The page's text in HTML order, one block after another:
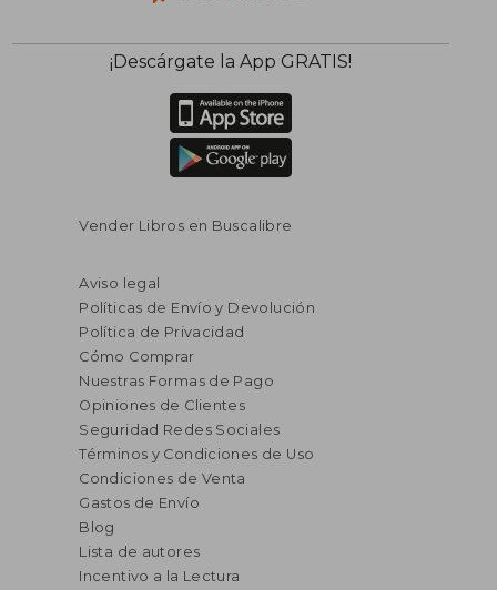
¡Descárgate la App GRATIS!
Vender Libros en Buscalibre
Aviso legal
Políticas de Envío y Devolución
Política de Privacidad
Cómo Comprar
Nuestras Formas de Pago
Opiniones de Clientes
Seguridad Redes Sociales
Términos y Condiciones de Uso
Condiciones de Venta
Gastos de Envío
Blog
Lista de autores
Incentivo a la Lectura